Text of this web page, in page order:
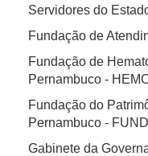
Servidores do
Fundação de
Fundação de
Pernambuco -
Fundação do
Pernambuco -
Gabinete da